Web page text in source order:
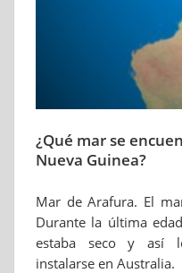
¿Qué mar se
Nueva Guinea?
Mar de Arafura. El
Durante la última
estaba seco y así
instalarse en Australia.